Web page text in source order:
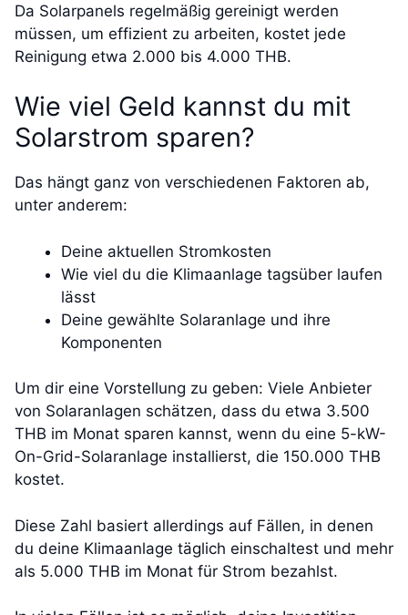
Da Solarpanels regelmäßig gereinigt werden
müssen, um effizient zu arbeiten, kostet jede
Reinigung etwa 2.000 bis 4.000 THB.
Wie viel Geld kannst du mit
Solarstrom sparen?
Das hängt ganz von verschiedenen Faktoren ab,
unter anderem:
Deine aktuellen Stromkosten
Wie viel du die Klimaanlage tagsüber laufen
lässt
Deine gewählte Solaranlage und ihre
Komponenten
Um dir eine Vorstellung zu geben: Viele Anbieter
von Solaranlagen schätzen, dass du etwa 3.500
THB im Monat sparen kannst, wenn du eine 5-kW-
On-Grid-Solaranlage installierst, die 150.000 THB
kostet.
Diese Zahl basiert allerdings auf Fällen, in denen
du deine Klimaanlage täglich einschaltest und mehr
als 5.000 THB im Monat für Strom bezahlst.